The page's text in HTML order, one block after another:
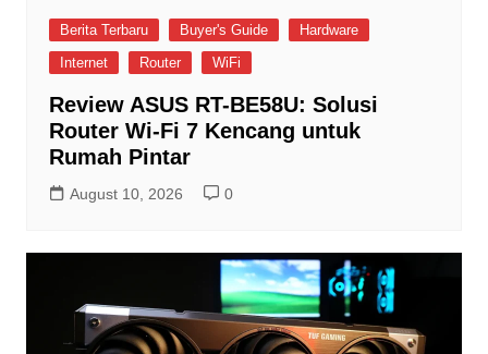
Berita Terbaru Buyer's Guide
Hardware
Internet
Router WiFi
Review ASUS RT-BE58U: Solusi
Router Wi-Fi 7 Kencang untuk
Rumah Pintar
August 10, 2026 0